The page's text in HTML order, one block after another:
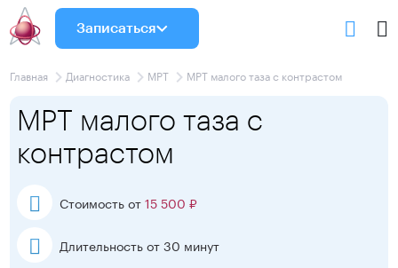
Записаться
Главная Диагностика МРТ МРТ малого таза с контрастом
МРТ малого таза с
контрастом
Стоимость от15 500 ₽
Длительность от 30 минут